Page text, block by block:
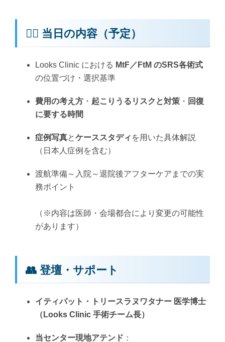
🧑‍⚕️ 当日の内容（予定）
Looks Clinic における MtF／FtM のSRS各術式
の位置づけ・選択基準
費用の考え方・ 起こりうるリスクと対策・ 回復
に要する時間
症例写真とケーススタディ を用いた具体解説
（日本人症例を含む）
渡航準備～入院～退院後アフターケアまでの実
務ポイント
（※内容は医師・会場都合により変更の可能性
があります）
👥 登壇・サポート
イティパット・トリースラヌワタナー 医学博士
（Looks Clinic 手術チーム長）
当センター現地アテンド ：